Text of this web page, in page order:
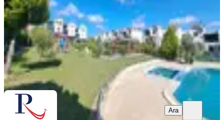
88.000 ₺
POLAT EMLAKKafur Baykanlı
Ara
Ara